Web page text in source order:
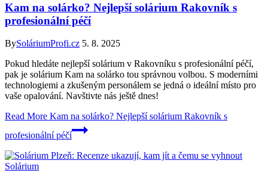
Kam na solárko? Nejlepší solárium Rakovník s
profesionální péčí
BySoláriumProfi.cz 5. 8. 2025
Pokud hledáte nejlepší solárium v Rakovníku s profesionální péčí,
pak je solárium Kam na solárko tou správnou volbou. S moderními
technologiemi a zkušeným personálem se jedná o ideální místo pro
vaše opalování. Navštivte nás ještě dnes!
Read More Kam na solárko? Nejlepší solárium Rakovník s
profesionální péčí
Solárium